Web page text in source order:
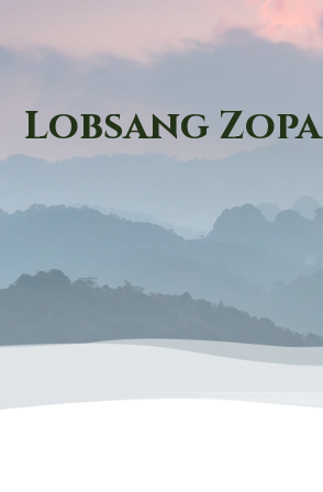
Lobsang Zopa